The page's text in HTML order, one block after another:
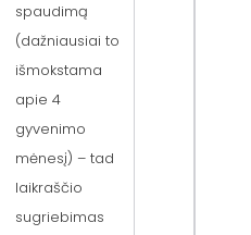
spaudimą
(dažniausiai to
išmokstama
apie 4
gyvenimo
mėnesį) – tad
laikraščio
sugriebimas